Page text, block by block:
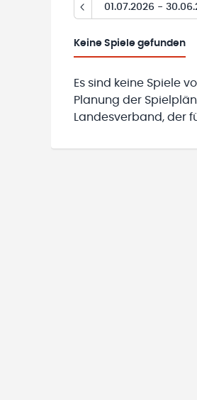
01.07.2026 -
Keine Spiele gefunden
Es sind keine Spiele
Planung der
Landesverband, der